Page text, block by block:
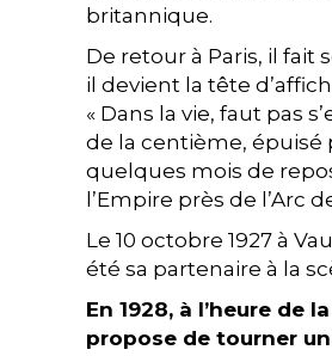
britannique.
De retour à Paris, il fait
il devient la tête
« Dans la vie, faut pas
de la centième, épuisé
quelques mois de
l’Empire près de l’Arc
Le 10 octobre 1927 à
été sa partenaire à la
En 1928, à l’heure de
propose de tourner